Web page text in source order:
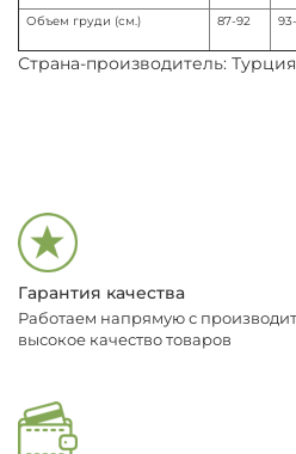
Объем груди (см.) 87-92
Страна-производитель: Турция
Гарантия качества
Работаем напрямую с
высокое качество товаров